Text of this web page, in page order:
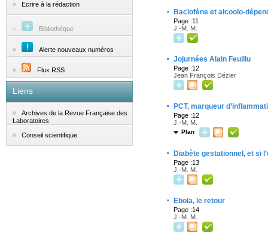
Ecrire à la rédaction
Bibliothèque
Alerte nouveaux numéros
Flux RSS
Liens
Archives de la Revue Française des
Laboratoires
Conseil scientifique
· Baclofène et alcoolo-
Page :11
J.-M. M.
· Jojurnées Alain Feuillu
Page :12
Jean François Dézier
· PCT, marqueur
Page :12
J.-M. M.
Plan
· Diabète gestationnel, et si
Page :13
J.-M. M.
· Ebola, le retour
Page :14
J.-M. M.